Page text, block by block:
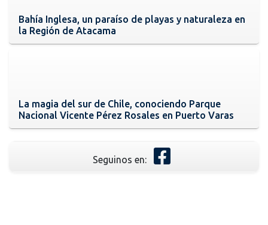
Bahía Inglesa, un paraíso de playas y naturaleza en
la Región de Atacama
La magia del sur de Chile, conociendo Parque
Nacional Vicente Pérez Rosales en Puerto Varas
Seguinos en: